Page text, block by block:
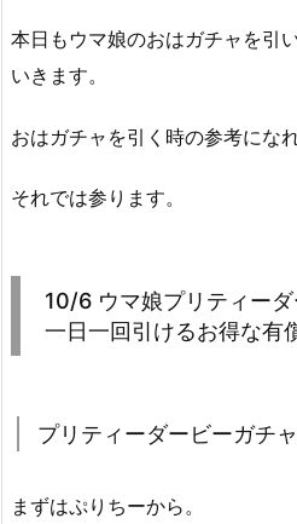
本日もウマ娘のおはガチャを引
いきます。
おはガチャを引く時の参考にな
それでは参ります。
10/6 ウマ娘プリティーダ
一日一回引けるお得な有
プリティーダービーガチャ
まずはぷりちーから。